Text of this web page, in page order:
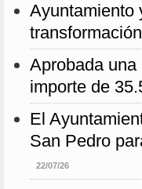
Ayuntamiento
Aprobada
importe de
El
San Pedro
22/07/26